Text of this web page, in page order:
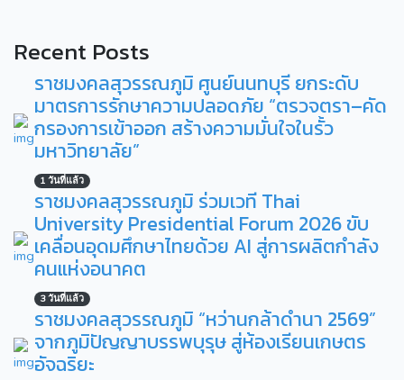
Recent Posts
ราชมงคลสุวรรณภูมิ ศูนย์นนทบุรี ยกระดับ
มาตรการรักษาความปลอดภัย “ตรวจตรา–คัด
กรองการเข้าออก สร้างความมั่นใจในรั้ว
มหาวิทยาลัย”
1 วันที่แล้ว
ราชมงคลสุวรรณภูมิ ร่วมเวที Thai
University Presidential Forum 2026 ขับ
เคลื่อนอุดมศึกษาไทยด้วย AI สู่การผลิตกำลัง
คนแห่งอนาคต
3 วันที่แล้ว
ราชมงคลสุวรรณภูมิ “หว่านกล้าดำนา 2569”
จากภูมิปัญญาบรรพบุรุษ สู่ห้องเรียนเกษตร
อัจฉริยะ